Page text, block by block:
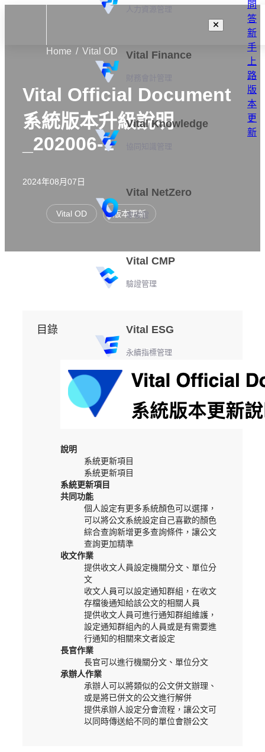
Vital Finance
Vital Knowledge
Vital NetZero
零碳雲
Vital CMP
驗證管理
Vital ESG
永續指標管理
問
答
新
手
上
路
版
本
更
新
Home Vital OD
Vital Official Document
系統版本升級說明
_202006-1
2024年08月07日
Vital OD 版本更新
目錄
說明
系統更新項目
系統更新項目
系統更新項目
共同功能
個人設定有更多系統顏色可以選擇，
可以將公文系統設定自己喜歡的顏色
綜合查詢新增更多查詢條件，讓公文
查詢更加精準
收文作業
提供收文人員設定機關分文、單位分
文
收文人員可以設定通知群組，在收文
存檔後通知給該公文的相關人員
提供收文人員可進行通知群組維護，
設定通知群組內的人員或是有需要進
行通知的相關來文者設定
長官作業
長官可以進行機關分文、單位分文
承辦人作業
承辦人可以將類似的公文併文辦理、
或是將已併文的公文進行解併
提供承辦人設定分會流程，讓公文可
以同時傳送給不同的單位會辦公文